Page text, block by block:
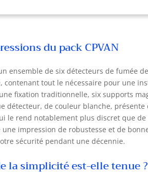
pas besoin d'une connexion Internet
maximum de 30 détecteurs de fumée
sur la page vidéo). 【Faible
d'incendie CPVAN, la lumière LED est
extrêmement faible en mode veille, ce
d'une sécurité totale même pendant
détecteurs ne clignotent vivement. La
les 600 secondes pour vous rappeler
Toutefois, dès qu'il détecte de la
vivement. 【Protection Fiable】Le
une LED qui clignote de manière
du pack CPVAN
ensemble de six détecteurs de fumée
contenant tout le nécessaire pour une
fixation traditionnelle, six supports
détecteur, de couleur blanche, présente
le rend notablement plus discret que
impression de robustesse et de
sécurité pendant une décennie.
la simplicité est-elle tenue ?